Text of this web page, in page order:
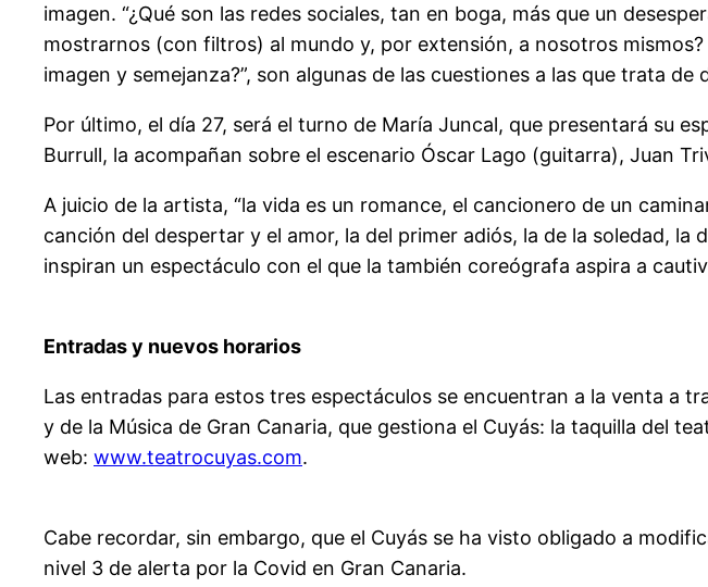
imagen. “¿Qué son las redes sociales, tan en boga, más que un
mostrarnos (con filtros) al mundo y, por extensión, a nosotros
imagen y semejanza?”, son algunas de las cuestiones a las que trata de
Por último, el día 27, será el turno de María Juncal, que presentará su
Burrull, la acompañan sobre el escenario Óscar Lago (guitarra), Juan
A juicio de la artista, “la vida es un romance, el cancionero de un
canción del despertar y el amor, la del primer adiós, la de la soledad, la
inspiran un espectáculo con el que la también coreógrafa aspira a
Entradas y nuevos horarios
Las entradas para estos tres espectáculos se encuentran a la venta a
y de la Música de Gran Canaria, que gestiona el Cuyás: la taquilla del
web: www.teatrocuyas.com.
Cabe recordar, sin embargo, que el Cuyás se ha visto obligado a
nivel 3 de alerta por la Covid en Gran Canaria.